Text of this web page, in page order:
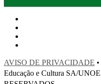
AVISO DE PRIVACIDADE
Educação e Cultura SA/